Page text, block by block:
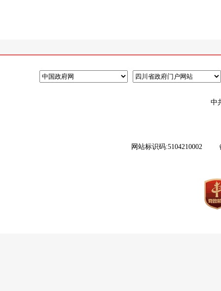
中
网站标识码:5104210002